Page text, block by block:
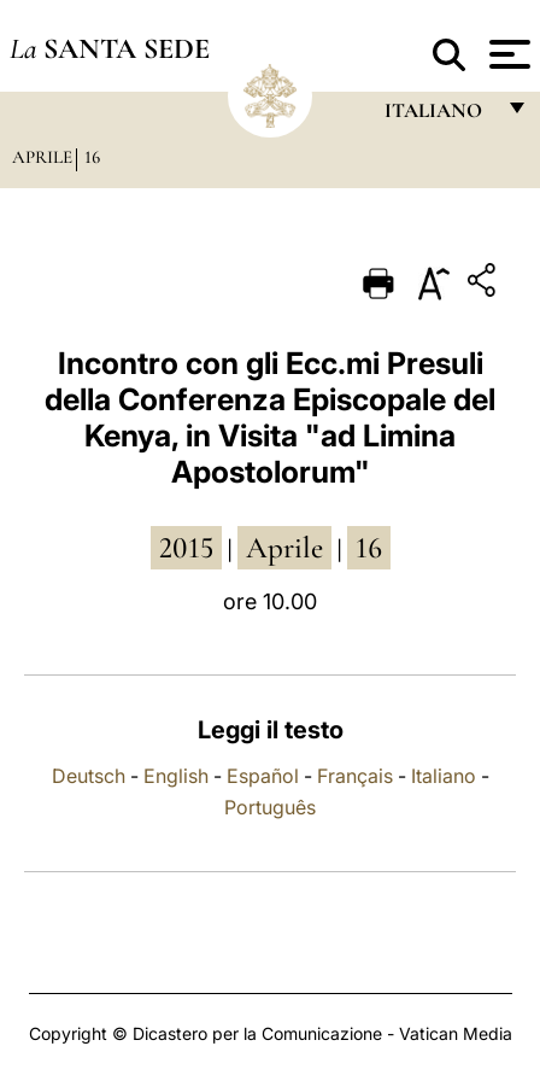
La SANTA SEDE
ITALIANO
PORTUGUÊS
ESPAÑOL
DEUTSCH
POLSKI
中文
APRILE 16
Incontro con gli Ecc.mi Presuli
della Conferenza Episcopale del
Kenya, in Visita "ad Limina
Apostolorum"
2015 Aprile 16
ore 10.00
Leggi il testo
Deutsch- English- Español - Français- Italiano -
Português
Copyright © Dicastero per la Comunicazione - Vatican Media